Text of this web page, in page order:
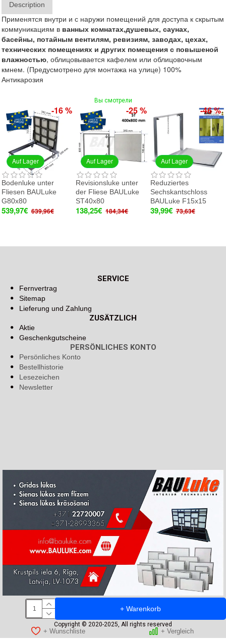
+ Warenkorb
+ Wunschliste + Vergleich
Description
Применятся внутри и с наружи помещений для доступа к скрытым
коммуникациям в ванных комнатах,душевых, саунах,
басейны, потайным вентилям, ревизиям, заводах, цехах,
технических помещениях и других помещения с повышеной
влажностью, облицовывается кафелем или облицовочным
кмнем. (Предусмотрено для монтажа на улице) 100%
Антикарозия
Вы смотрели
Auf Lager
-16 %
Bodenluke unter
Fliesen BAULuke
G80x80
539,97€ 639,96€
Auf Lager
-25 %
Revisionsluke unter
der Fliese BAULuke
ST40x80
138,25€ 184,34€
Auf Lager
-46 %
Reduziertes
Sechskantschloss
BAULuke F15x15
39,99€ 73,63€
SERVICE
Fernvertrag
Sitemap
Lieferung und Zahlung
ZUSÄTZLICH
Aktie
Geschenkgutscheine
PERSÖNLICHES KONTO
Persönliches Konto
Bestellhistorie
Lesezeichen
Newsletter
Copyright © 2020-2025, All rights reserved